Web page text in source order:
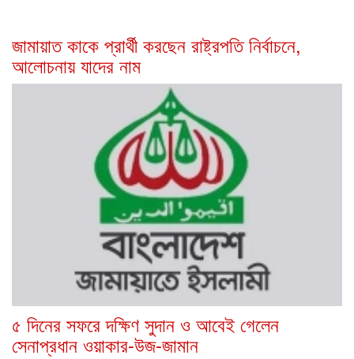
জামায়াত কাকে প্রার্থী করছেন রাষ্ট্রপতি নির্বাচনে,
আলোচনায় যাদের নাম
৫ দিনের সফরে দক্ষিণ সুদান ও আবেই গেলেন
সেনাপ্রধান ওয়াকার-উজ-জামান